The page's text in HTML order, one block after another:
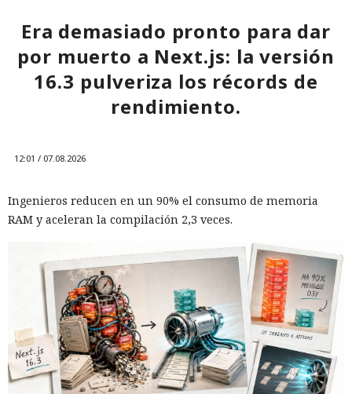
no simplemente en participantes de la competencia de
mercado.
Era demasiado pronto para dar
por muerto a Next.js: la versión
16.3 pulveriza los récords de
rendimiento.
12:01 / 07.08.2026
Ingenieros reducen en un 90% el consumo de memoria
RAM y aceleran la compilación 2,3 veces.